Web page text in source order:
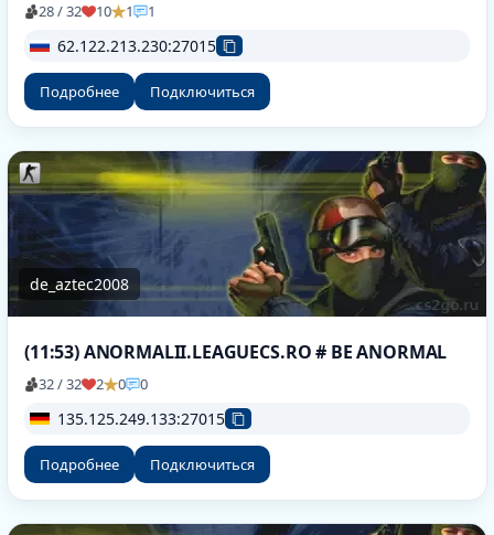
28 / 32 10 1 1
62.122.213.230:27015
Подробнее Подключиться
de_aztec2008
(11:53) ANORMALII.LEAGUECS.RO # BE ANORMAL
32 / 32 2 0 0
135.125.249.133:27015
Подробнее Подключиться